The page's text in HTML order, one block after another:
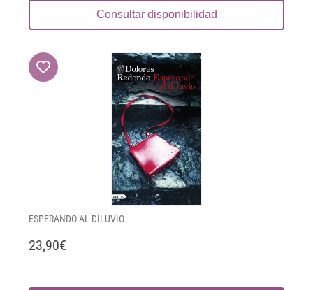
Consultar disponibilidad
ESPERANDO AL DILUVIO
23,90€